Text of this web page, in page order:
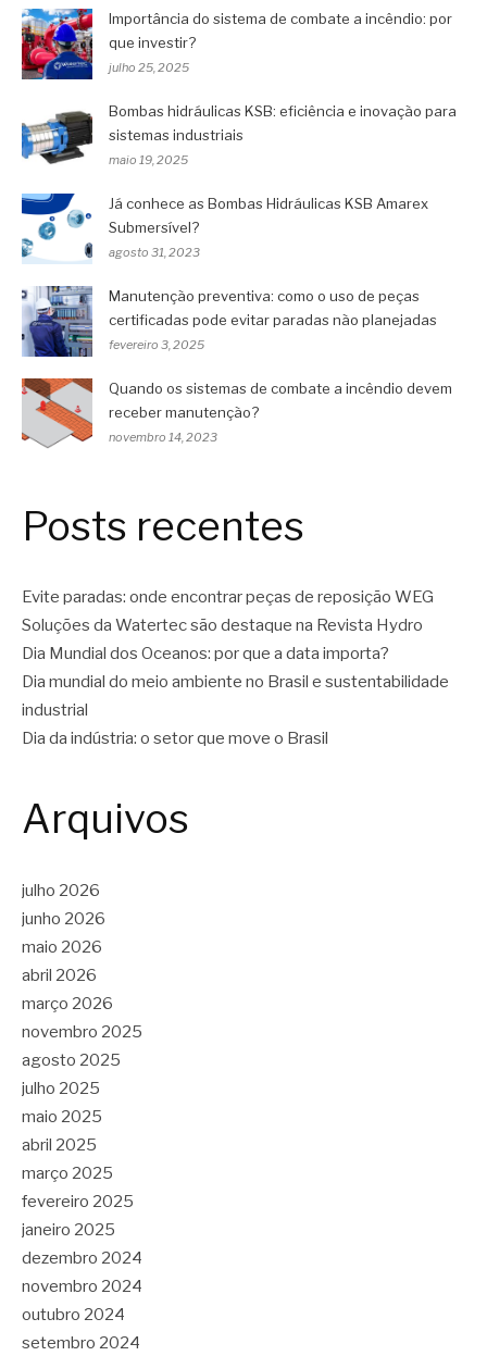
Importância do sistema de combate a incêndio: por
que investir?
julho 25, 2025
Bombas hidráulicas KSB: eficiência e inovação para
sistemas industriais
maio 19, 2025
Já conhece as Bombas Hidráulicas KSB Amarex
Submersível?
agosto 31, 2023
Manutenção preventiva: como o uso de peças
certificadas pode evitar paradas não planejadas
fevereiro 3, 2025
Quando os sistemas de combate a incêndio devem
receber manutenção?
novembro 14, 2023
Posts recentes
Evite paradas: onde encontrar peças de reposição WEG
Soluções da Watertec são destaque na Revista Hydro
Dia Mundial dos Oceanos: por que a data importa?
Dia mundial do meio ambiente no Brasil e sustentabilidade
industrial
Dia da indústria: o setor que move o Brasil
Arquivos
julho 2026
junho 2026
maio 2026
abril 2026
março 2026
novembro 2025
agosto 2025
julho 2025
maio 2025
abril 2025
março 2025
fevereiro 2025
janeiro 2025
dezembro 2024
novembro 2024
outubro 2024
setembro 2024